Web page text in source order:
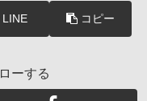
LINE コピー
ーする